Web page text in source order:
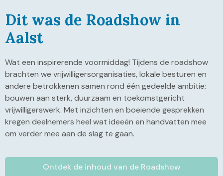
Dit was de Roadshow in
Aalst
Wat een inspirerende voormiddag! Tijdens de roadshow
brachten we vrijwilligersorganisaties, lokale besturen en
andere betrokkenen samen rond één gedeelde ambitie:
bouwen aan sterk, duurzaam en toekomstgericht
vrijwilligerswerk. Met inzichten en boeiende gesprekken
kregen deelnemers heel wat ideeën en handvatten mee
om verder mee aan de slag te gaan.
Ontdek de inhoud van de Roadshow